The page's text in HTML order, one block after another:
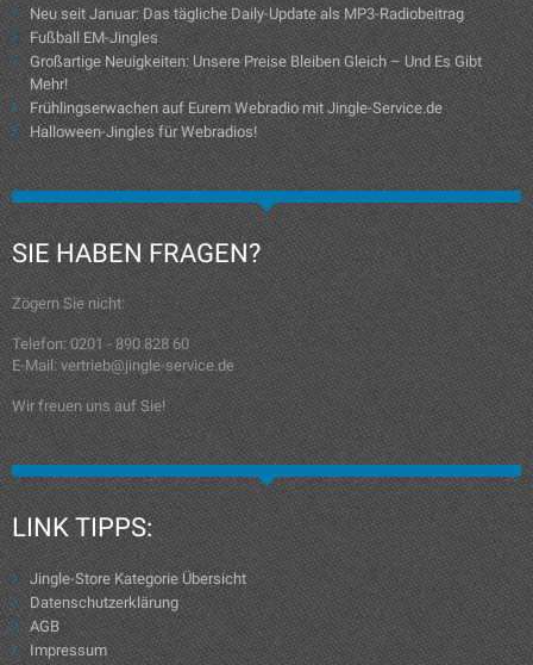
Neu seit Januar: Das tägliche Daily-Update als MP3-Radiobeitrag
Fußball EM-Jingles
Großartige Neuigkeiten: Unsere Preise Bleiben Gleich – Und Es Gibt
Mehr!
Frühlingserwachen auf Eurem Webradio mit Jingle-Service.de
Halloween-Jingles für Webradios!
SIE HABEN FRAGEN?
Zögern Sie nicht:
Telefon: 0201 - 890 828 60
E-Mail: vertrieb@jingle-service.de
Wir freuen uns auf Sie!
LINK TIPPS:
Jingle-Store Kategorie Übersicht
Datenschutzerklärung
AGB
Impressum